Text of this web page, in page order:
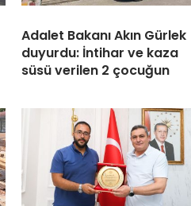
Adalet Bakanı Akın Gürlek
duyurdu: İntihar ve kaza
süsü verilen 2 çocuğun